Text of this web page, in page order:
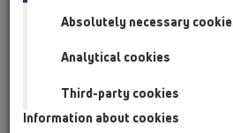
защита
HL01023D
14 Комплекты для
Absolutely necessary
Analytical cookies
Third-party cookies
Information about cookies